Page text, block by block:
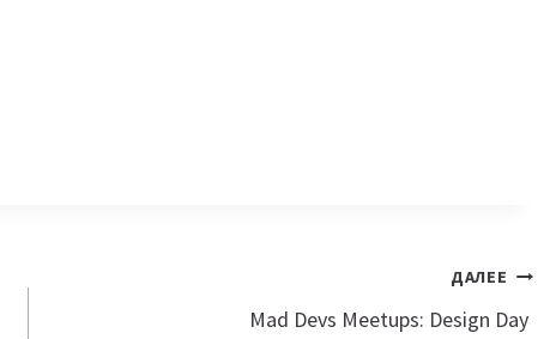
ДАЛЕЕ
Mad Devs Meetups: Design Day